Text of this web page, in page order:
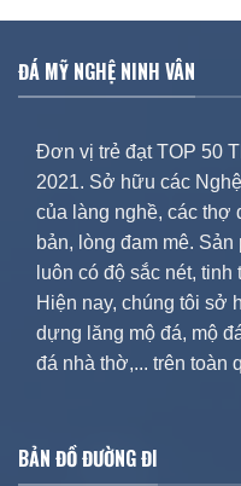
ĐÁ MỸ NGHỆ NINH VÂN
Đơn vị trẻ đạt TOP 50
2021. Sở hữu các
của làng nghề, các thợ
bản, lòng đam mê.
luôn có độ sắc nét,
Hiện nay, chúng tôi sở
dựng lăng mộ đá, mộ
đá nhà thờ,... trên toàn
BẢN ĐỒ ĐƯỜNG ĐI